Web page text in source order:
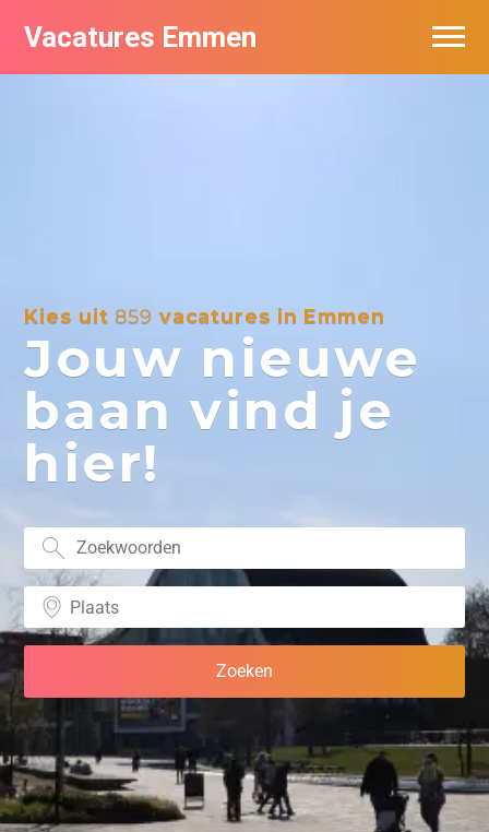
Vacatures Emmen
Kies uit 859 vacatures in Emmen
Jouw nieuwe
baan vind je
hier!
Vacatures per bedrijf